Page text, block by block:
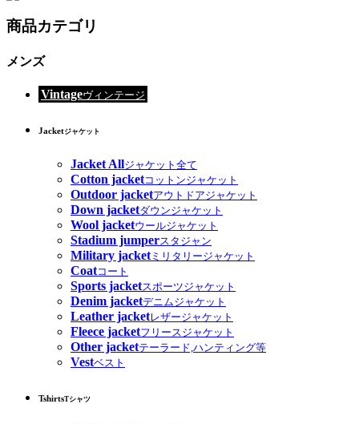
商品カテゴリ
メンズ
Vintageヴィンテージ
Jacketジャケット
Jacket Allジャケット全て
Cotton jacketコットンジャケット
Outdoor jacketアウトドアジャケット
Down jacketダウンジャケット
Wool jacketウールジャケット
Stadium jumperスタジャン
Military jacketミリタリージャケット
Coatコート
Sports jacketスポーツジャケット
Denim jacketデニムジャケット
Leather jacketレザージャケット
Fleece jacketフリースジャケット
Other jacketテーラード,ハンティング等
Vestベスト
TshirtsTシャツ